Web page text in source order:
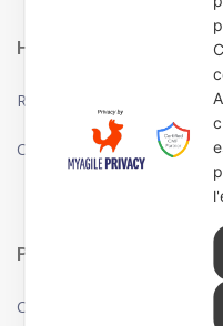
HotSpot Pubblico di
Regolamento e Termini
Credits
Privacy
Cookie Policy